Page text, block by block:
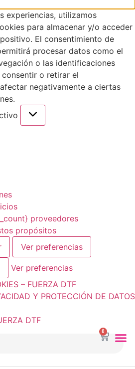
experiencias, utilizamos
para almacenar y/o acceder
El consentimiento de
procesar datos como el
o las identificaciones
o retirar el
negativamente a ciertas
proveedores
propósitos
Ver preferencias
Ver preferencias
– FUERZA DTF
Y PROTECCIÓN DE DATOS
DTF
0